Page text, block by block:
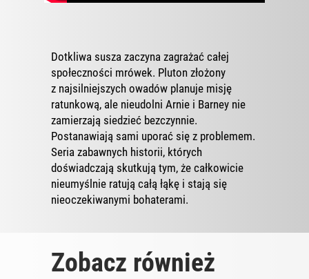
Dotkliwa susza zaczyna zagrażać całej
społeczności mrówek. Pluton złożony
z najsilniejszych owadów planuje misję
ratunkową, ale nieudolni Arnie i Barney nie
zamierzają siedzieć bezczynnie.
Postanawiają sami uporać się z problemem.
Seria zabawnych historii, których
doświadczają skutkują tym, że całkowicie
nieumyślnie ratują całą łąkę i stają się
nieoczekiwanymi bohaterami.
Zobacz również